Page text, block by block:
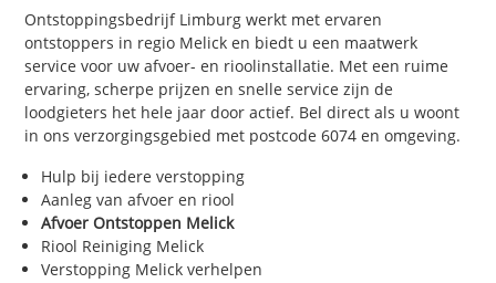
Ontstoppingsbedrijf Limburg werkt met ervaren
ontstoppers in regio Melick en biedt u een maatwerk
service voor uw afvoer- en rioolinstallatie. Met een ruime
ervaring, scherpe prijzen en snelle service zijn de
loodgieters het hele jaar door actief. Bel direct als u woont
in ons verzorgingsgebied met postcode 6074 en omgeving.
Hulp bij iedere verstopping
Aanleg van afvoer en riool
Afvoer Ontstoppen Melick
Riool Reiniging Melick
Verstopping Melick verhelpen